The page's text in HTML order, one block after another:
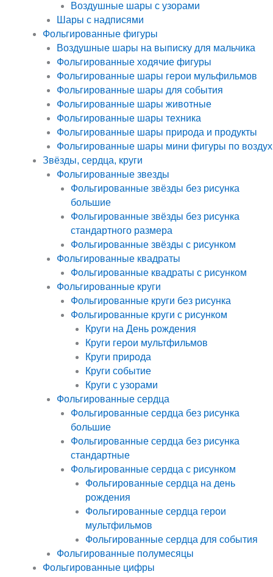
Воздушные шары с узорами
Шары с надписями
Фольгированные фигуры
Воздушные шары на выписку для мальчика
Фольгированные ходячие фигуры
Фольгированные шары герои мульфильмов
Фольгированные шары для события
Фольгированные шары животные
Фольгированные шары техника
Фольгированные шары природа и продукты
Фольгированные шары мини фигуры по воздух
Звёзды, сердца, круги
Фольгированные звезды
Фольгированные звёзды без рисунка
большие
Фольгированные звёзды без рисунка
стандартного размера
Фольгированные звёзды с рисунком
Фольгированные квадраты
Фольгированные квадраты с рисунком
Фольгированные круги
Фольгированные круги без рисунка
Фольгированные круги с рисунком
Круги на День рождения
Круги герои мультфильмов
Круги природа
Круги событие
Круги с узорами
Фольгированные сердца
Фольгированные сердца без рисунка
большие
Фольгированные сердца без рисунка
стандартные
Фольгированные сердца с рисунком
Фольгированные сердца на день
рождения
Фольгированные сердца герои
мультфильмов
Фольгированные сердца для события
Фольгированные полумесяцы
Фольгированные цифры